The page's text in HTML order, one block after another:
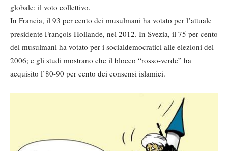
globale: il voto collettivo.
In Francia, il 93 per cento dei musulmani ha votato per l’attuale
presidente François Hollande, nel 2012. In Svezia, il 75 per cento
dei musulmani ha votato per i socialdemocratici alle elezioni del
2006; e gli studi mostrano che il blocco “rosso-verde” ha
acquisito l’80-90 per cento dei consensi islamici.